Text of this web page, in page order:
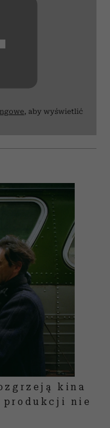
, aby wyświetlić
kina
produkcji nie